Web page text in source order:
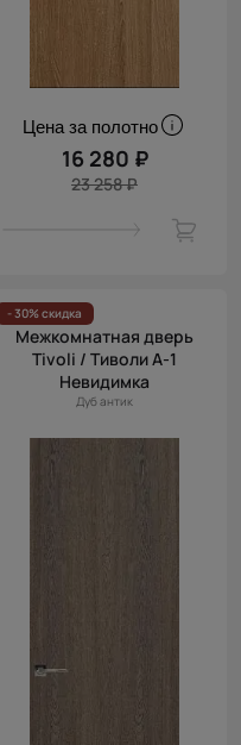
Цена за полотно
16 280 ₽
23 258 ₽
- 30% скидка
Межкомнатная дверь
Tivoli / Тиволи А-1
Невидимка
Дуб антик